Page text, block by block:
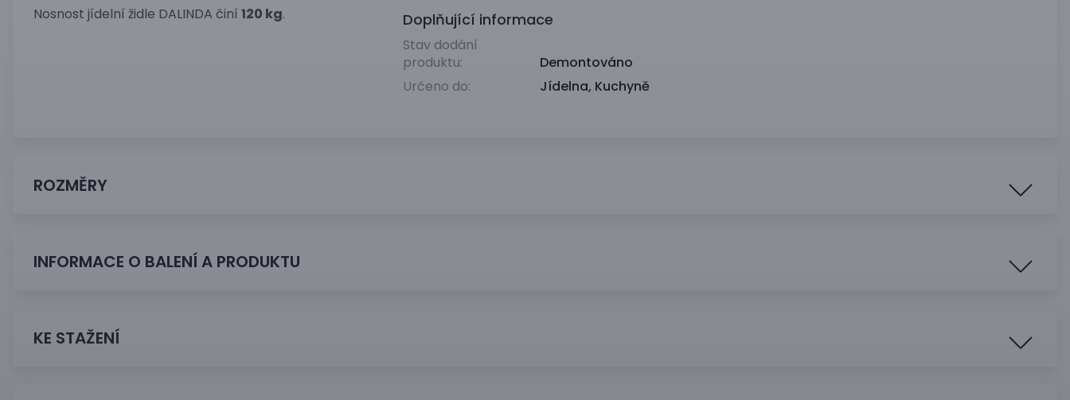
Nosnost jídelní židle DALINDA činí 120 kg. Doplňující informace
Stav dodání
produktu:
Demontováno
Určeno do:
Jídelna, Kuchyně
ROZMĚRY
INFORMACE O BALENÍ A PRODUKTU
KE STAŽENÍ